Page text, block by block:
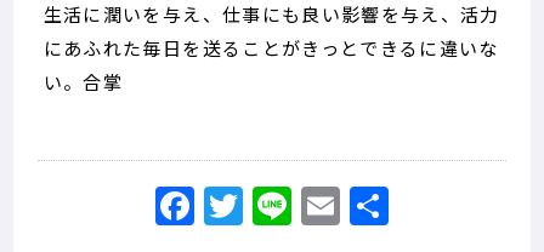
生活に潤いを与え、仕事にも良い影響を与え、活力
にあふれた毎日を送ることがきっとできるに違いな
い。合掌
Facebook
Twitter
LineEmail